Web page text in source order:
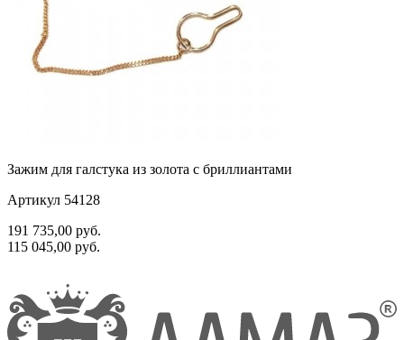
Зажим для галстука из золота с бриллиантами
Артикул 54128
191 735,00 руб.
115 045,00 руб.